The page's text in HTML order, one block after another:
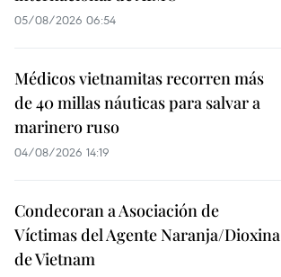
05/08/2026 06:54
Médicos vietnamitas recorren más
de 40 millas náuticas para salvar a
marinero ruso
04/08/2026 14:19
Condecoran a Asociación de
Víctimas del Agente Naranja/Dioxina
de Vietnam